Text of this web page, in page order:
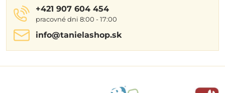
+421 907 604 454
pracovné dni 8:00 - 17:00
info​@tanielashop​.sk